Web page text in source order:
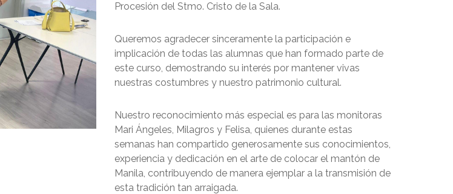
Procesión del Stmo. Cristo de la Sala.
Queremos agradecer sinceramente la participación e
implicación de todas las alumnas que han formado parte de
este curso, demostrando su interés por mantener vivas
nuestras costumbres y nuestro patrimonio cultural.
Nuestro reconocimiento más especial es para las monitoras
Mari Ángeles, Milagros y Felisa, quienes durante estas
semanas han compartido generosamente sus conocimientos,
experiencia y dedicación en el arte de colocar el mantón de
Manila, contribuyendo de manera ejemplar a la transmisión de
esta tradición tan arraigada.